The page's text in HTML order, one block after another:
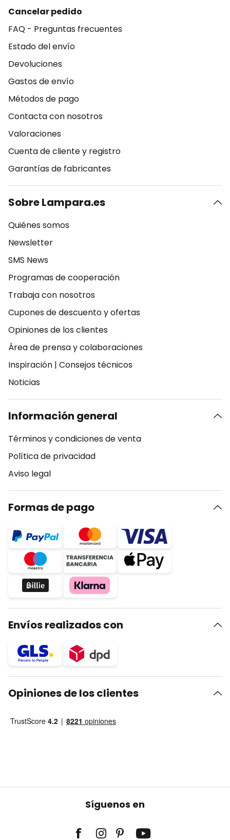
Cancelar pedido
FAQ - Preguntas frecuentes
Estado del envío
Devoluciones
Gastos de envío
Métodos de pago
Contacta con nosotros
Valoraciones
Cuenta de cliente y registro
Garantías de fabricantes
Sobre Lampara.es
Quiénes somos
Newsletter
SMS News
Programas de cooperación
Trabaja con nosotros
Cupones de descuento y ofertas
Opiniones de los clientes
Área de prensa y colaboraciones
Inspiración | Consejos técnicos
Noticias
Información general
Términos y condiciones de venta
Política de privacidad
Aviso legal
Formas de pago
Envíos realizados con
Opiniones de los clientes
Síguenos en